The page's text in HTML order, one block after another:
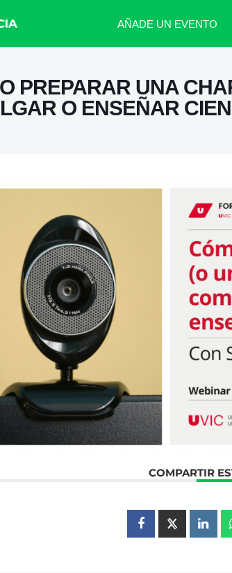
AÑADE UN EVENTO
PREPARAR UNA
O ENSEÑAR
COMPARTIR